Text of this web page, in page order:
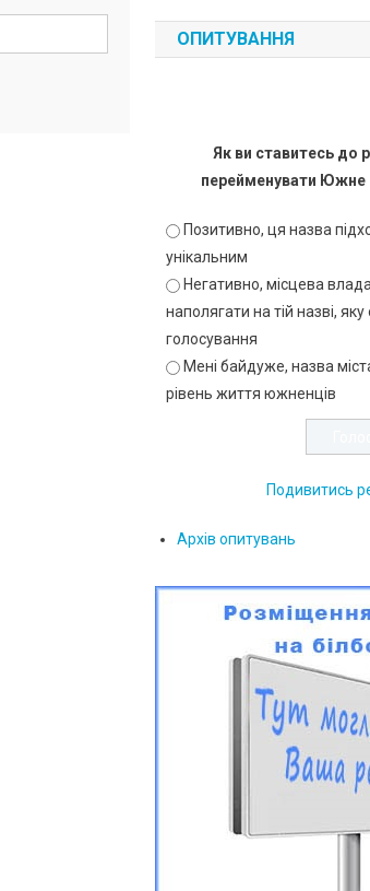
ОПИТУВАННЯ
Як ви ставитесь до
перейменувати Южне
Позитивно, ця назва
унікальним
Негативно, місцева
наполягати на тій назві,
голосування
Мені байдуже, назва
рівень життя южненців
Подивитись
Архів опитувань